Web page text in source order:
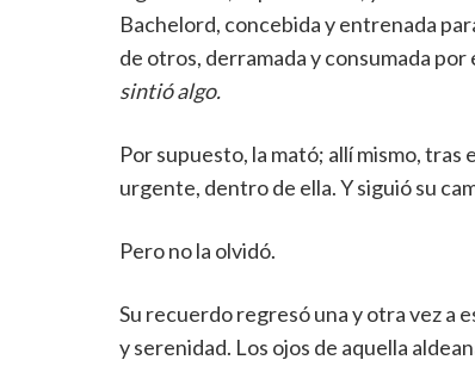
Bachelord, concebida y entrenada
de otros, derramada y consumada
sintió algo.
Por supuesto, la mató; allí mismo,
urgente, dentro de ella. Y siguió su
Pero no la olvidó.
Su recuerdo regresó una y otra vez a
y serenidad. Los ojos de aquella